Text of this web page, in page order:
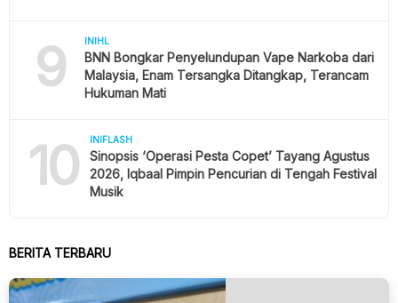
9 INIHL
BNN Bongkar Penyelundupan Vape Narkoba dari
Malaysia, Enam Tersangka Ditangkap, Terancam
Hukuman Mati
10 INIFLASH
Sinopsis ‘Operasi Pesta Copet’ Tayang Agustus
2026, Iqbaal Pimpin Pencurian di Tengah Festival
Musik
BERITA TERBARU